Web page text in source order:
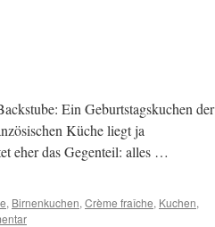
Ein Geburtstagskuchen der
Küche liegt ja
eher das Gegenteil: alles …
, Birnenkuchen, Crème fraîche, Kuchen,